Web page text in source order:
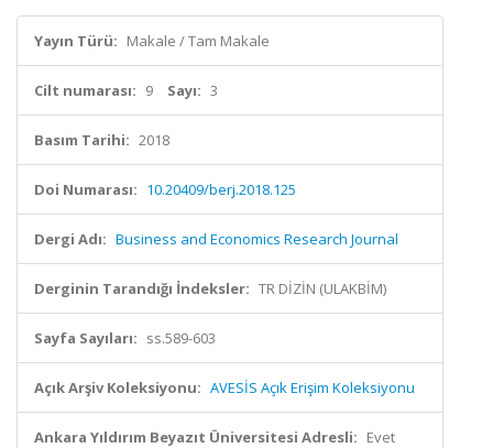
Yayın Türü: Makale / Tam Makale
Cilt numarası: 9 Sayı: 3
Basım Tarihi: 2018
Doi Numarası: 10.20409/berj.2018.125
Dergi Adı: Business and Economics Research Journal
Derginin Tarandığı İndeksler: TR DİZİN (ULAKBİM)
Sayfa Sayıları: ss.589-603
Açık Arşiv Koleksiyonu: AVESİS Açık Erişim Koleksiyonu
Ankara Yıldırım Beyazıt Üniversitesi Adresli: Evet